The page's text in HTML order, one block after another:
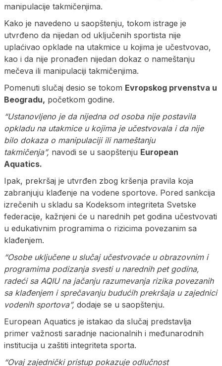
manipulacije takmičenjima.
Kako je navedeno u saopštenju, tokom istrage je
utvrđeno da nijedan od uključenih sportista nije
uplaćivao opklade na utakmice u kojima je učestvovao,
kao i da nije pronađen nijedan dokaz o nameštanju
mečeva ili manipulaciji takmičenjima.
Pomenuti slučaj desio se tokom Evropskog prvenstva u
Beogradu, početkom godine.
“Ustanovljeno je da nijedna od osoba nije postavila
opkladu na utakmice u kojima je učestvovala i da nije
bilo dokaza o manipulaciji ili nameštanju
takmičenja”, navodi se u saopštenju European
Aquatics.
Ipak, prekršaj je utvrđen zbog kršenja pravila koja
zabranjuju klađenje na vodene sportove. Pored sankcija
izrečenih u skladu sa Kodeksom integriteta Svetske
federacije, kažnjeni će u narednih pet godina učestvovati
u edukativnim programima o rizicima povezanim sa
klađenjem.
“Osobe uključene u slučaj učestvovaće u obrazovnim i
programima podizanja svesti u narednih pet godina,
radeći sa AQIU na jačanju razumevanja rizika povezanih
sa klađenjem i sprečavanju budućih prekršaja u zajednici
vodenih sportova”, dodaje se u saopštenju.
European Aquatics je istakao da slučaj predstavlja
primer važnosti saradnje nacionalnih i međunarodnih
institucija u zaštiti integriteta sporta.
“Ovaj zajednički pristup pokazuje odlučnost